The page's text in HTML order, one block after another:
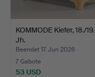
KOMMODE Kiefer, 18./19.
Jh.
Beendet 17. Jun 2026
7 Gebote
53 USD